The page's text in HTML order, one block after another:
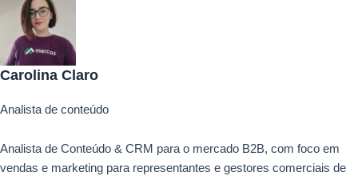
Carolina Claro
Analista de conteúdo
Analista de Conteúdo & CRM para o mercado B2B, com foco em
vendas e marketing para representantes e gestores comerciais de